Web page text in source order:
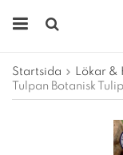
Startsida Lökar &
Tulpan Botanisk